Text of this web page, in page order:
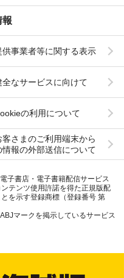
報
供事業者等に関する表示
全なサービスに向けて
の利用について
客さまのご利用端末から
情報の外部送信について
子書店・電子書籍配信サービス
テンツ使用許諾を得た正規版配
を示す登録商標（登録番号 第
マークを掲示しているサービス